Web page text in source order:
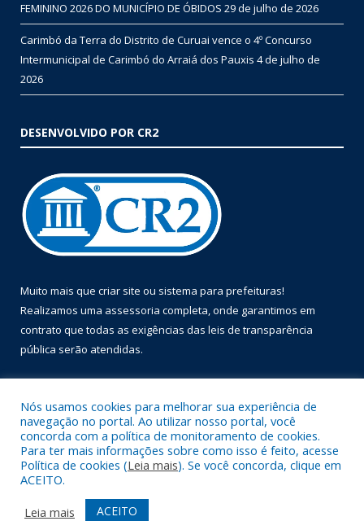
FEMININO 2026 DO MUNICÍPIO DE ÓBIDOS 29 de julho de 2026
Carimbó da Terra do Distrito de Curuai vence o 4º Concurso
Intermunicipal de Carimbó do Arraiá dos Pauxis 4 de julho de
2026
DESENVOLVIDO POR CR2
Muito mais que criar site ou sistema para prefeituras!
Realizamos uma assessoria completa, onde garantimos em
contrato que todas as exigências das leis de transparência
pública serão atendidas.
Todos os direitos reservados a Prefeitura Municipal de Óbidos.
Mapa do Site
Acessar Área Administrativa
Nós usamos cookies para melhorar sua experiência de
navegação no portal. Ao utilizar nosso portal, você
concorda com a política de monitoramento de cookies.
Para ter mais informações sobre como isso é feito, acesse
Política de cookies (Leia mais). Se você concorda, clique em
ACEITO.
Leia mais
ACEITO